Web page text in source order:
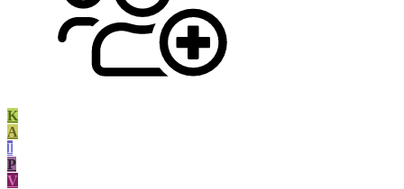
K
A
I
P
V